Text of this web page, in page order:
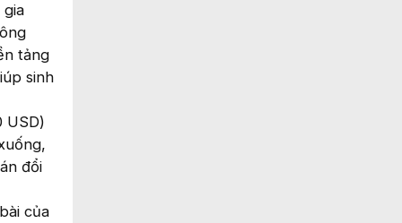
tảng
sinh
USD)
đổi
của